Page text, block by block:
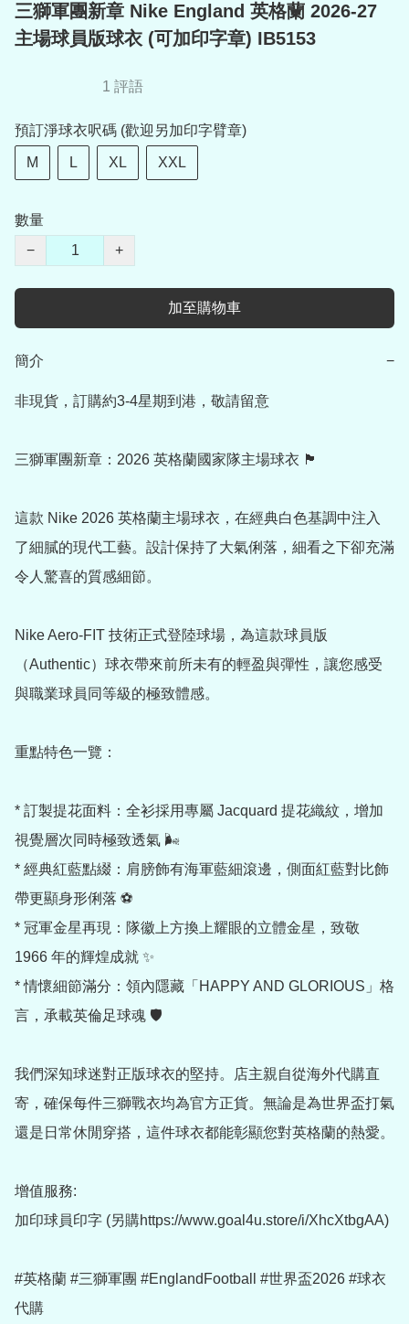
三獅軍團新章 Nike England 英格蘭 2026-27
主場球員版球衣 (可加印字章) IB5153
1 評語
預訂淨球衣呎碼 (歡迎另加印字臂章)
M L XL XXL
數量
−
+
加至購物車
簡介 −
非現貨，訂購約3-4星期到港，敬請留意
三獅軍團新章：2026 英格蘭國家隊主場球衣 🏴󠁧󠁢󠁥󠁮󠁧󠁿
這款 Nike 2026 英格蘭主場球衣，在經典白色基調中注入
了細膩的現代工藝。設計保持了大氣俐落，細看之下卻充滿
令人驚喜的質感細節。
Nike Aero-FIT 技術正式登陸球場，為這款球員版
（Authentic）球衣帶來前所未有的輕盈與彈性，讓您感受
與職業球員同等級的極致體感。
重點特色一覽：
* 訂製提花面料：全衫採用專屬 Jacquard 提花織紋，增加
視覺層次同時極致透氣 🌬️
* 經典紅藍點綴：肩膀飾有海軍藍細滾邊，側面紅藍對比飾
帶更顯身形俐落 ⚽
* 冠軍金星再現：隊徽上方換上耀眼的立體金星，致敬
1966 年的輝煌成就 ✨
* 情懷細節滿分：領內隱藏「HAPPY AND GLORIOUS」格
言，承載英倫足球魂 🛡️
我們深知球迷對正版球衣的堅持。店主親自從海外代購直
寄，確保每件三獅戰衣均為官方正貨。無論是為世界盃打氣
還是日常休閒穿搭，這件球衣都能彰顯您對英格蘭的熱愛。
增值服務:
加印球員印字 (另購https://www.goal4u.store/i/XhcXtbgAA)
#英格蘭 #三獅軍團 #EnglandFootball #世界盃2026 #球衣
代購